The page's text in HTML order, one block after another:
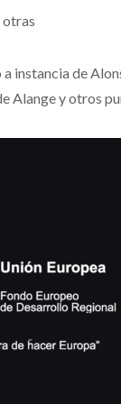
otras
instancia de
Alange y otros